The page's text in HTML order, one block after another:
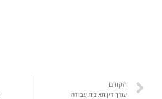
הקודם
עורך דין תאונות עבודה